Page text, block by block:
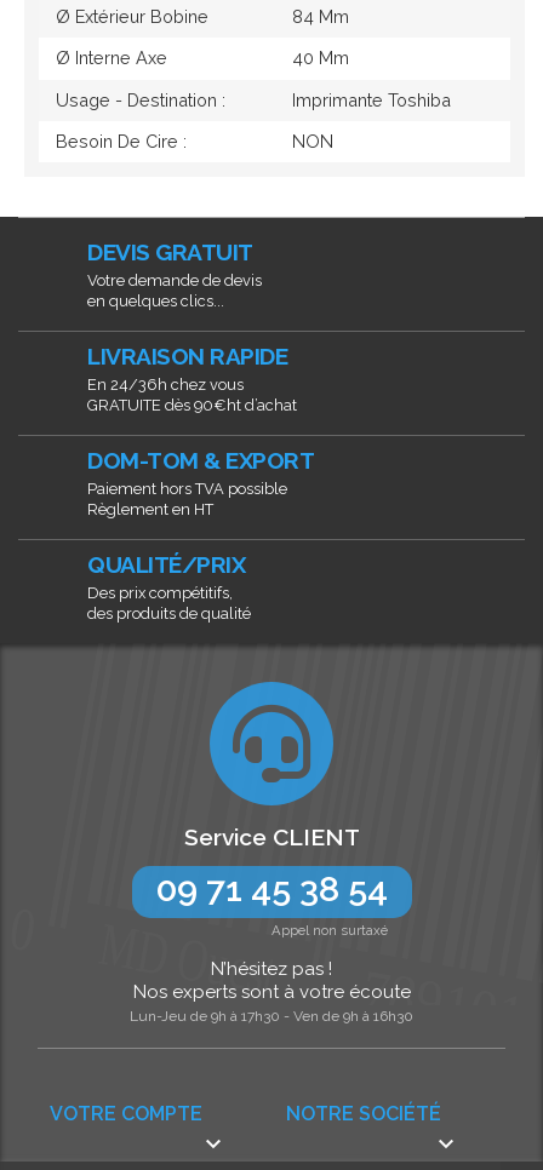
Ø Extérieur Bobine 84 Mm
Ø Interne Axe 40 Mm
Usage - Destination : Imprimante Toshiba
Besoin De Cire : NON
DEVIS GRATUIT
Votre demande de devis
en quelques clics...
LIVRAISON RAPIDE
En 24/36h chez vous
GRATUITE dès 90€ht d’achat
DOM-TOM & EXPORT
Paiement hors TVA possible
Règlement en HT
QUALITÉ/PRIX
Des prix compétitifs,
des produits de qualité
NOTRE SOCIÉTÉ

VOTRE COMPTE

Service CLIENT
09 71 45 38 54
Appel non surtaxé
N’hésitez pas !
Nos experts sont à votre écoute
Lun-Jeu de 9h à 17h30 - Ven de 9h à 16h30